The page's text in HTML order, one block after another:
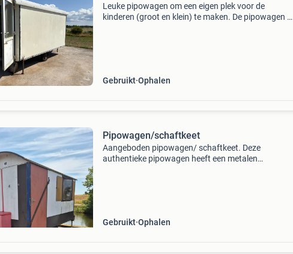
Leuke pipowagen om een eigen plek voor de
kinderen (groot en klein) te maken. De pipowagen is
Gebruikt Ophalen
Pipowagen/schaftkeet
Aangeboden pipowagen/ schaftkeet. Deze
authentieke pipowagen heeft een metalen
Gebruikt Ophalen